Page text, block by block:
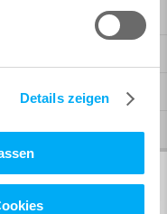
Details zeigen